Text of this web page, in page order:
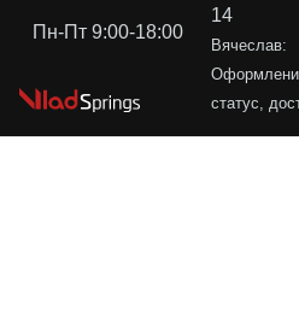
Пн-Пт 9:00-18:00
14
Вячеслав:
статус,